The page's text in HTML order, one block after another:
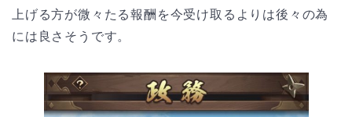
上げる方が微々たる報酬を今受け取るよりは後々の為
には良さそうです。